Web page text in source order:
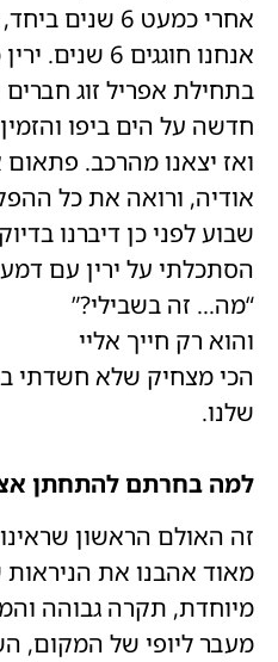
אנחנו חוגגים 6 שנים. ירין כמובן ידע טוב מאוד על ה"דד ליין" הזה חחח.
בתחילת אפריל זוג
חדשה על הים ביפו
ואז יצאנו מהרכב.
אודיה, ורואה את כל
שבוע לפני כן דיברנו
הסתכלתי על ירין עם
“מה… זה בשבילי?”
והוא רק חייך אליי
שלנו.
למה בחרתם להתחתן
זה האולם הראשון
מאוד אהבנו את הניראות
מיוחדת, תקרה גבוהה
מעבר ליופי של המקום,